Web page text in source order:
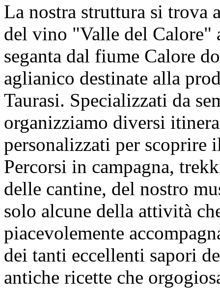
La nostra struttura si trova
del vino "Valle del Calore"
seganta dal fiume Calore
aglianico destinate alla
Taurasi. Specializzati da
organizziamo diversi
personalizzati per scoprire
Percorsi in campagna,
delle cantine, del nostro
solo alcune della attività
piacevolemente
dei tanti eccellenti sapori
antiche ricette che